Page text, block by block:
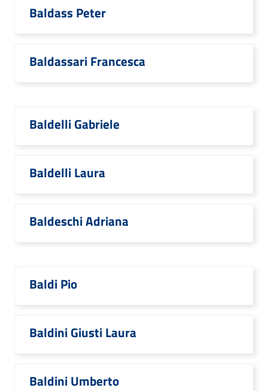
Baldass Peter
Baldassari Francesca
Baldelli Gabriele
Baldelli Laura
Baldeschi Adriana
Baldi Pio
Baldini Giusti Laura
Baldini Umberto